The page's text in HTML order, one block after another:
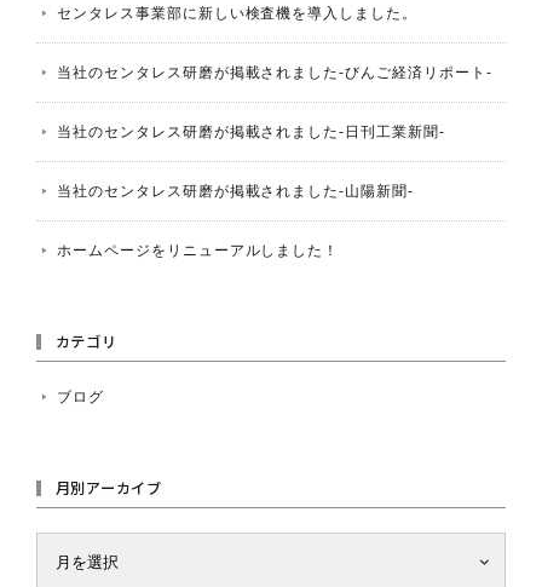
センタレス事業部に新しい検査機を導入しました。
当社のセンタレス研磨が掲載されました-びんご経済リポート-
当社のセンタレス研磨が掲載されました-日刊工業新聞-
当社のセンタレス研磨が掲載されました-山陽新聞-
ホームページをリニューアルしました！
カテゴリ
ブログ
月別アーカイブ